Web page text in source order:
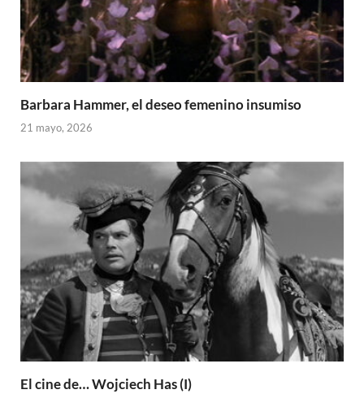
Barbara Hammer, el deseo femenino insumiso
21 mayo, 2026
El cine de… Wojciech Has (I)